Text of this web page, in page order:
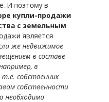
И поэтому в
купли-продажи
с земельным
является
же недвижимое
в составе
в
т.е. собственник
собственности
необходимо